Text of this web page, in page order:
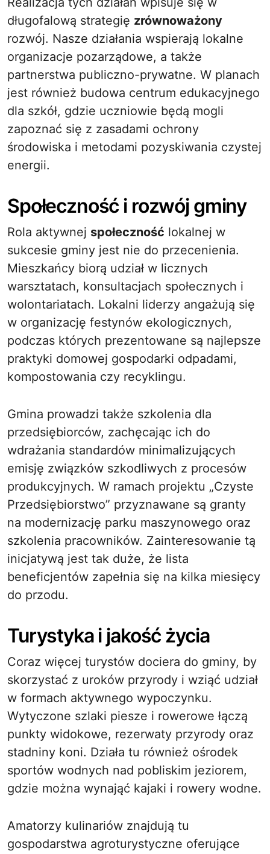
długofalową strategię zrównoważony
rozwój. Nasze działania wspierają lokalne
organizacje pozarządowe, a także
partnerstwa publiczno-prywatne. W planach
jest również budowa centrum edukacyjnego
dla szkół, gdzie uczniowie będą mogli
zapoznać się z zasadami ochrony
środowiska i metodami pozyskiwania czystej
energii.
Społeczność i rozwój gminy
Rola aktywnej społeczność lokalnej w
sukcesie gminy jest nie do przecenienia.
Mieszkańcy biorą udział w licznych
warsztatach, konsultacjach społecznych i
wolontariatach. Lokalni liderzy angażują się
w organizację festynów ekologicznych,
podczas których prezentowane są najlepsze
praktyki domowej gospodarki odpadami,
kompostowania czy recyklingu.
Gmina prowadzi także szkolenia dla
przedsiębiorców, zachęcając ich do
wdrażania standardów minimalizujących
emisję związków szkodliwych z procesów
produkcyjnych. W ramach projektu „Czyste
Przedsiębiorstwo” przyznawane są granty
na modernizację parku maszynowego oraz
szkolenia pracowników. Zainteresowanie tą
inicjatywą jest tak duże, że lista
beneficjentów zapełnia się na kilka miesięcy
do przodu.
Turystyka i jakość życia
Coraz więcej turystów dociera do gminy, by
skorzystać z uroków przyrody i wziąć udział
w formach aktywnego wypoczynku.
Wytyczone szlaki piesze i rowerowe łączą
punkty widokowe, rezerwaty przyrody oraz
stadniny koni. Działa tu również ośrodek
sportów wodnych nad pobliskim jeziorem,
gdzie można wynająć kajaki i rowery wodne.
Amatorzy kulinariów znajdują tu
gospodarstwa agroturystyczne oferujące